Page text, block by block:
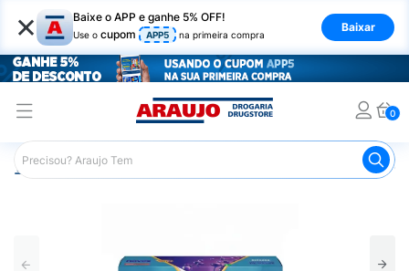
× Baixe o APP e ganhe 5% OFF!
Use o cupom APP5 na primeira compra
Baixar
0
Araujo Cabelo Máscaras